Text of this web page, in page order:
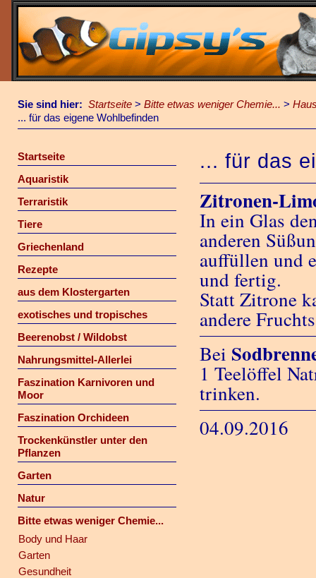
Sie sind hier: Startseite > Bitte etwas weniger Chemie... >
... für das eigene Wohlbefinden
Startseite
Aquaristik
Terraristik
Tiere
Griechenland
Rezepte
aus dem Klostergarten
exotisches und tropisches
Beerenobst / Wildobst
Nahrungsmittel-Allerlei
Faszination Karnivoren und
Moor
Faszination Orchideen
Trockenkünstler unter den
Pflanzen
Garten
Natur
Bitte etwas weniger Chemie...
Body und Haar
Garten
Gesundheit
... für das
Zitronen-
In ein Glas
anderen
auffüllen und
und fertig.
Statt Zitrone
andere
Bei
1 Teelöffel
trinken.
04.09.2016